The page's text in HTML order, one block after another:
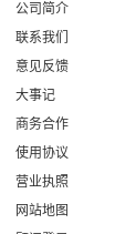
公司简介
联系我们
意见反馈
大事记
商务合作
使用协议
营业执照
网站地图